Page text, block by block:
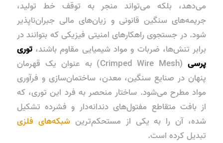
می‌دهد، بلکه می‌تواند منجر به توقف خط تولید،
جریمه‌های سنگین قانونی و زیان‌های مالی جبران‌ناپذیر
شود. در جستجوی راهکارهای امنیتی فیزیکی که بتوانند در
برابر تنش‌ها، ضربات و مواد شیمیایی مقاوم باشند،توری
پرسی
(Crimped Wire Mesh) به عنوان یک قهرمان
پنهان در صنایع سنگین، معدن، ساختمان‌سازی و فرآوری
مواد مطرح می‌شود. ساختار منحصر به فرد این توری، که
از بافت متقاطع مفتول‌های دندانه‌دار و فشرده تشکیل
شده، آن را به یکی از مستحکم‌ترینشبکه‌های فلزی
تبدیل کرده است.